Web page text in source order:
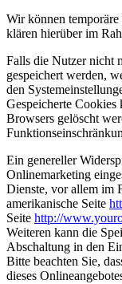
Wir können temporäre
klären hierüber im
Falls die Nutzer nicht
gespeichert werden,
den
Gespeicherte Cookies
Browsers gelöscht
Ein genereller
Onlinemarketing
Dienste, vor allem im
amerikanische Seite
Seite http://
Weiteren kann die
Abschaltung in den
Bitte beachten Sie,
dieses